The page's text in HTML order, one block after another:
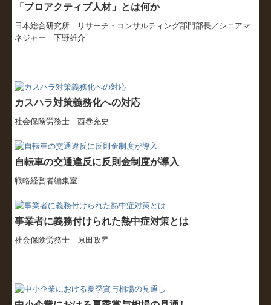
「プロアクティブ人材」とは何か
日本総合研究所 リサーチ・コンサルティング部門部長／シニアマ
ネジャー 下野雄介
カスハラ対策義務化への対応
社会保険労務士 西巻充史
自転車の交通違反に反則金制度が導入
戦略経営者編集室
事業者に義務付けられた熱中症対策とは
社会保険労務士 原田政昇